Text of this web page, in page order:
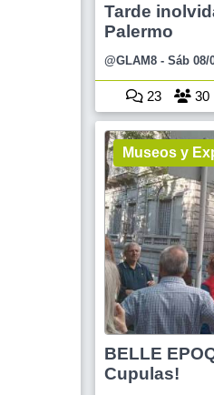
Tarde
Palermo
@GLAM8 - Sáb 08/
23 30
Museos y
BELLE
Cupulas!